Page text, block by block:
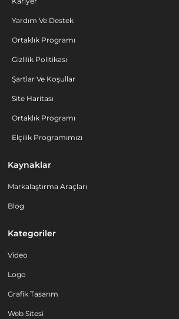
Yardım Ve Destek
Ortaklık Programı
Gizlilik Politikası
Şartlar Ve Koşullar
Site Haritası
Ortaklık Programı
Elçilik Programımızı
Kaynaklar
Markalaştırma Araçları
Blog
Kategoriler
Video
Logo
Grafik Tasarım
Web Sitesi